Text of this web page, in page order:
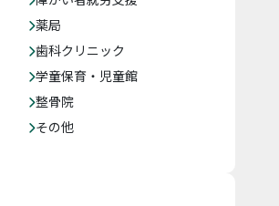
薬局
歯科クリニック
学童保育・児童館
整骨院
その他